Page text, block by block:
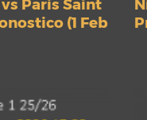
Paris Saint
(1 Feb